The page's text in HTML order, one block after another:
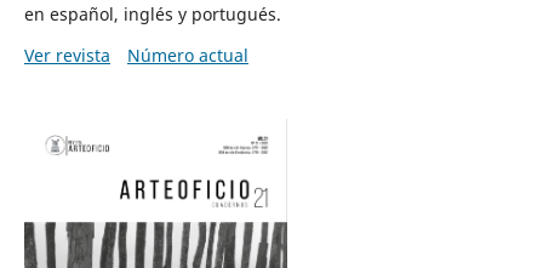
en español, inglés y portugués.
Ver revista
Número actual